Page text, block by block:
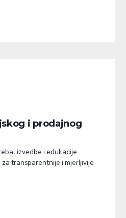
i prodajnog
izvedbe i edukacije
transparentnije i mjerljivije